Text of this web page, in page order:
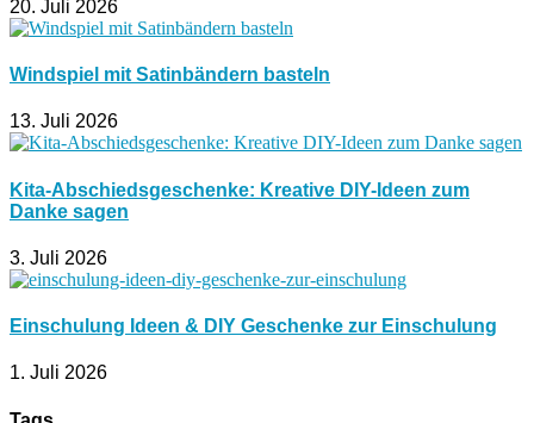
20. Juli 2026
Windspiel mit Satinbändern basteln
13. Juli 2026
Kita-Abschiedsgeschenke: Kreative DIY-Ideen zum
Danke sagen
3. Juli 2026
Einschulung Ideen & DIY Geschenke zur Einschulung
1. Juli 2026